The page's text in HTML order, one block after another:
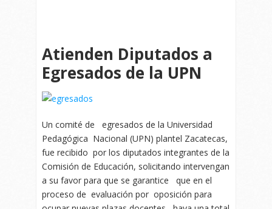
Atienden Diputados a
Egresados de la UPN
Un comité de egresados de la Universidad
Pedagógica Nacional (UPN) plantel Zacatecas,
fue recibido por los diputados integrantes de la
Comisión de Educación, solicitando intervengan
a su favor para que se garantice que en el
proceso de evaluación por oposición para